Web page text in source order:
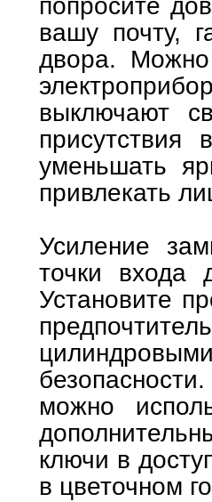
вашу почту,
двора.
выключают
уменьшать
привлекать
Усиление
точки входа
Установите
можно
ключи в
в цветочном